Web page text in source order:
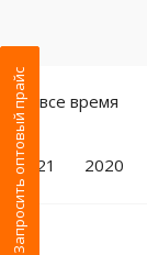
За все время
2021 2020
Запросить оптовый прайс